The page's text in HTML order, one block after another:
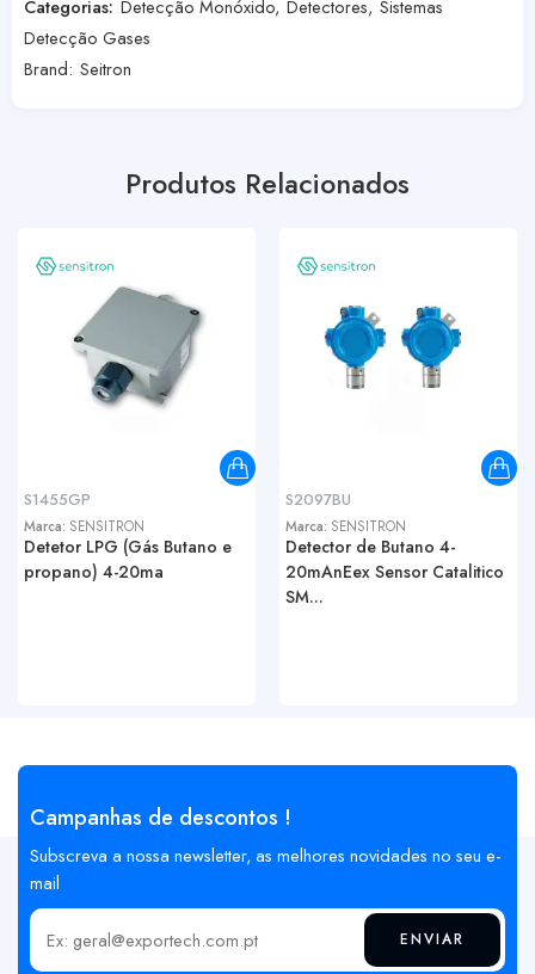
Categorias: Detecção Monóxido, Detectores, Sistemas
Detecção Gases
Brand: Seitron
Produtos Relacionados
S1455GP
Marca: SENSITRON
Detetor LPG (Gás Butano e
propano) 4-20ma
S2097BU
Marca: SENSITRON
Detector de Butano 4-
20mAnEex Sensor Catalitico
SM...
Campanhas de descontos !
Subscreva a nossa newsletter, as melhores novidades no seu e-
mail
Insira o seu email ENVIAR